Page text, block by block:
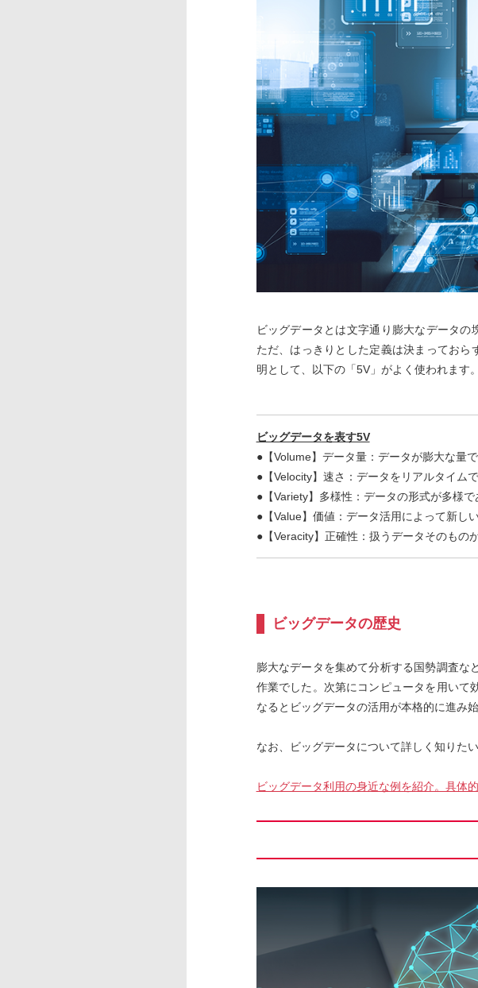
ビッグデータとは文字通り膨大なデータの
ただ、はっきりとした定義は決まってお
明として、以下の「5V」がよく使われます。
ビッグデータを表す5V
●【Volume】データ量：データが膨大な量
●【Velocity】速さ：データをリアルタイム
●【Variety】多様性：データの形式が多様で
●【Value】価値：データ活用によって新し
●【Veracity】正確性：扱うデータそのもの
ビッグデータの歴史
膨大なデータを集めて分析する国勢調査な
作業でした。次第にコンピュータを用いて
なるとビッグデータの活用が本格的に進み始
なお、ビッグデータについて詳しく知りた
ビッグデータ利用の身近な例を紹介。具体